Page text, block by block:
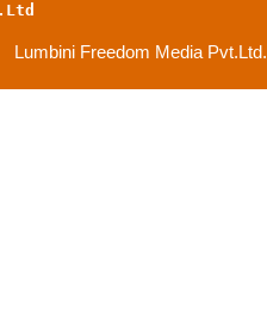
Lumbini Freedom Media Pvt.Ltd.